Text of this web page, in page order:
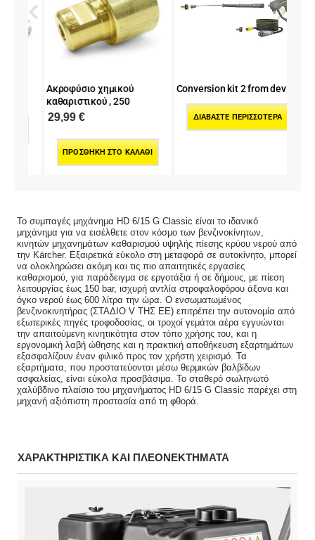
Ακροφύσιο χημικού
καθαριστικού , 250
29,99€
ΠΡΟΣΘΉΚΗ ΣΤΟ ΚΑΛΆΘΙ
Conversion kit 2 from device
ΔΙΑΒΆΣΤΕ ΠΕΡΙΣΣΌΤΕΡΑ
Το συμπαγές μηχάνημα HD 6/15 G Classic είναι το ιδανικό
μηχάνημα για να εισέλθετε στον κόσμο των βενζινοκίνητων,
κινητών μηχανημάτων καθαρισμού υψηλής πίεσης κρύου νερού από
την Kärcher. Εξαιρετικά εύκολο στη μεταφορά σε αυτοκίνητο, μπορεί
να ολοκληρώσει ακόμη και τις πιο απαιτητικές εργασίες
καθαρισμού, για παράδειγμα σε εργοτάξια ή σε δήμους, με πίεση
λειτουργίας έως 150 bar, ισχυρή αντλία στροφαλοφόρου άξονα και
όγκο νερού έως 600 λίτρα την ώρα. Ο ενσωματωμένος
βενζινοκινητήρας (ΣΤΑΔΙΟ V ΤΗΣ ΕΕ) επιτρέπει την αυτονομία από
εξωτερικές πηγές τροφοδοσίας, οι τροχοί γεμάτοι αέρα εγγυώνται
την απαιτούμενη κινητικότητα στον τόπο χρήσης του, και η
εργονομική λαβή ώθησης και η πρακτική αποθήκευση εξαρτημάτων
εξασφαλίζουν έναν φιλικό προς τον χρήστη χειρισμό. Τα
εξαρτήματα, που προστατεύονται μέσω θερμικών βαλβίδων
ασφαλείας, είναι εύκολα προσβάσιμα. Το σταθερό σωληνωτό
χαλύβδινο πλαίσιο του μηχανήματος HD 6/15 G Classic παρέχει στη
μηχανή αξιόπιστη προστασία από τη φθορά.
ΧΑΡΑΚΤΗΡΙΣΤΙΚΑ ΚΑΙ ΠΛΕΟΝΕΚΤΗΜΑΤΑ